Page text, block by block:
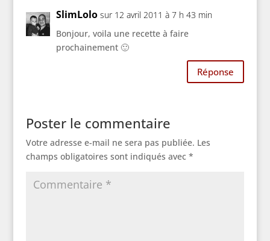
SlimLolo sur 12 avril 2011 à 7 h 43 min
Bonjour, voila une recette à faire
prochainement 🙂
Réponse
Poster le commentaire
Votre adresse e-mail ne sera pas publiée. Les
champs obligatoires sont indiqués avec *